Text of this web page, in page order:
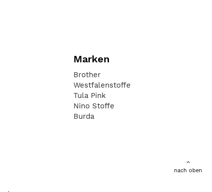
Marken
Brother
Westfalenstoffe
Tula Pink
Nino Stoffe
Burda
nach oben